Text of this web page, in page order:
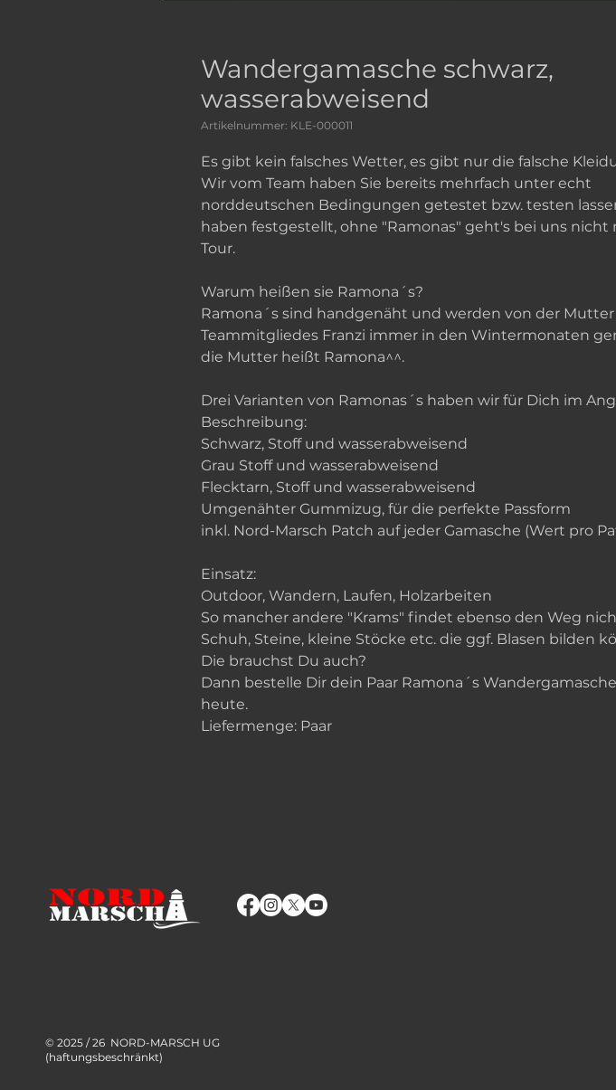
Wandergamasche schwarz,
wasserabweisend
Artikelnummer: KLE-000011
Es gibt kein falsches Wetter, es gibt nur die falsche
Wir vom Team haben Sie bereits mehrfach unter echt
norddeutschen Bedingungen getestet bzw. testen
haben festgestellt, ohne "Ramonas" geht's bei uns nicht
Tour.
Warum heißen sie Ramona´s?
Ramona´s sind handgenäht und werden von der
Teammitgliedes Franzi immer in den Wintermonaten
die Mutter heißt Ramona^^.
Drei Varianten von Ramonas´s haben wir für Dich im
Beschreibung:
Schwarz, Stoff und wasserabweisend
Grau Stoff und wasserabweisend
Flecktarn, Stoff und wasserabweisend
Umgenähter Gummizug, für die perfekte Passform
inkl. Nord-Marsch Patch auf jeder Gamasche (Wert pro
Einsatz:
Outdoor, Wandern, Laufen, Holzarbeiten
So mancher andere "Krams" findet ebenso den Weg
Schuh, Steine, kleine Stöcke etc. die ggf. Blasen bilden
Die brauchst Du auch?
Dann bestelle Dir dein Paar Ramona´s
heute.
Liefermenge: Paar
© 2025 / 26 NORD-MARSCH UG
(haftungsbeschränkt)